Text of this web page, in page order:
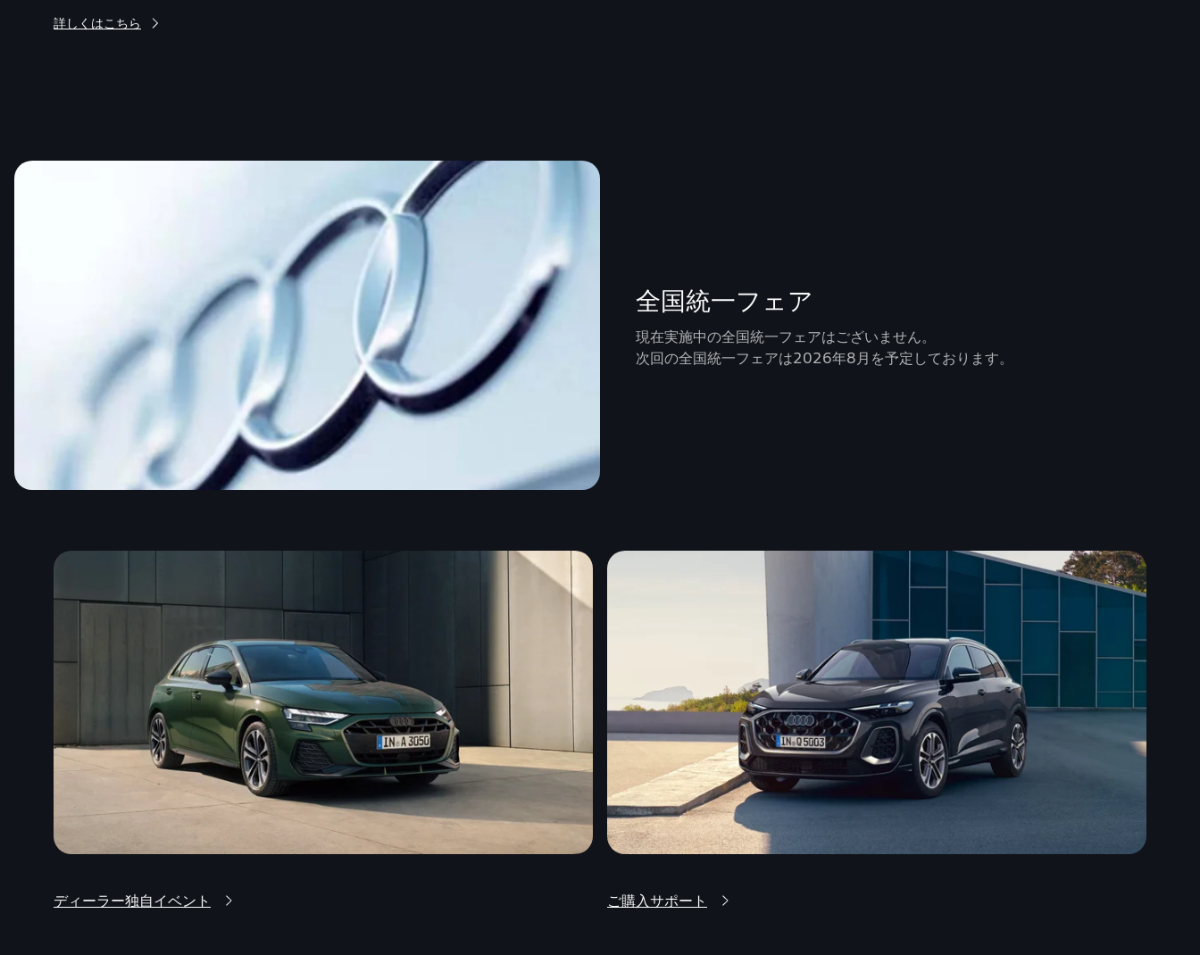
詳しくはこちら
全国統一フェア
現在実施中の全国統一フェアはございません。
次回の全国統一フェアは2026年8月を予定しております。
ディーラー独自イベント ご購入サポート